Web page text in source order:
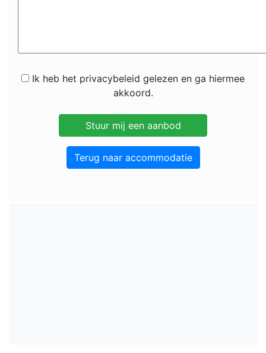
Ik heb het privacybeleid gelezen en ga hiermee
akkoord.
Terug naar accommodatie